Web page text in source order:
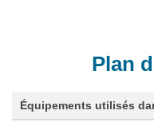
Plan
Équipements utilisés